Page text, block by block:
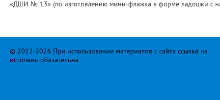
«ДШИ № 13» (по изготовлению мини-флажка в форме ладошки с
© 2012-2026 При использовании материалов с сайта ссылка на
источник обязательна.